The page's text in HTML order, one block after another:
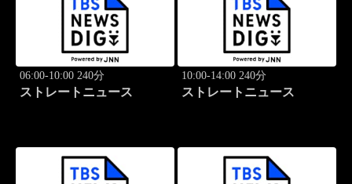
06:00-10:00 240分
ストレートニュース
10:00-14:00 240分
ストレートニュース